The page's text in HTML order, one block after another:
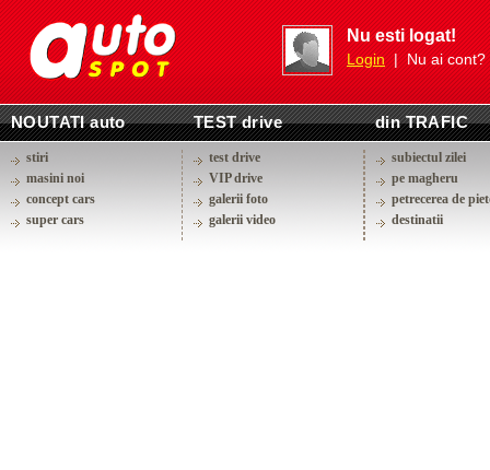
Nu esti logat!
Login| Nu ai cont?
NOUTATI auto TEST drive din TRAFIC
stiri
masini noi
concept cars
super cars
test drive
VIP drive
galerii foto
galerii video
subiectul zilei
pe magheru
petrecerea de
destinatii